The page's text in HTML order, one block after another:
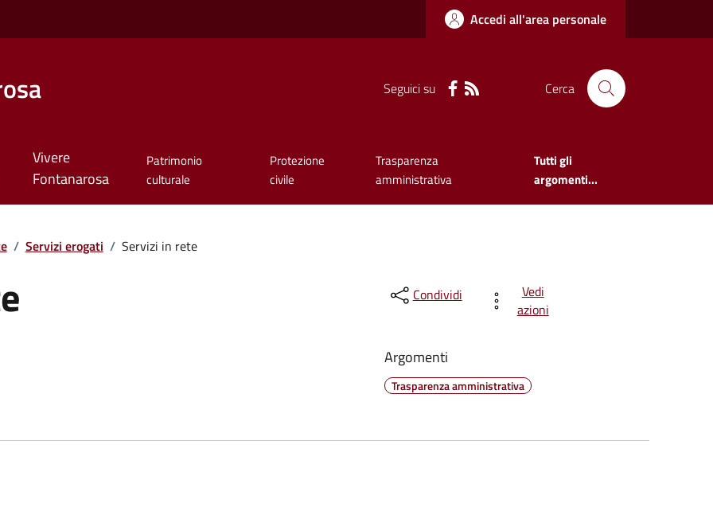
Accedi all'area personale
Seguici su Cerca
Vivere
Fontanarosa
Patrimonio
culturale
Protezione
civile
Trasparenza
amministrativa
Tutti gli
argomenti...
/ Servizi erogati / Servizi in rete
Condividi
Vedi
azioni
Argomenti
Trasparenza amministrativa